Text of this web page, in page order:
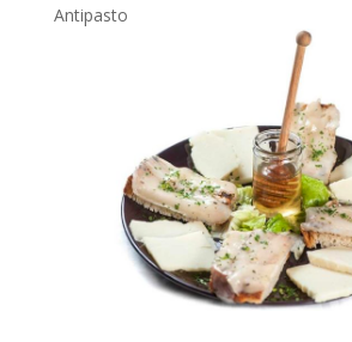
Antipasto